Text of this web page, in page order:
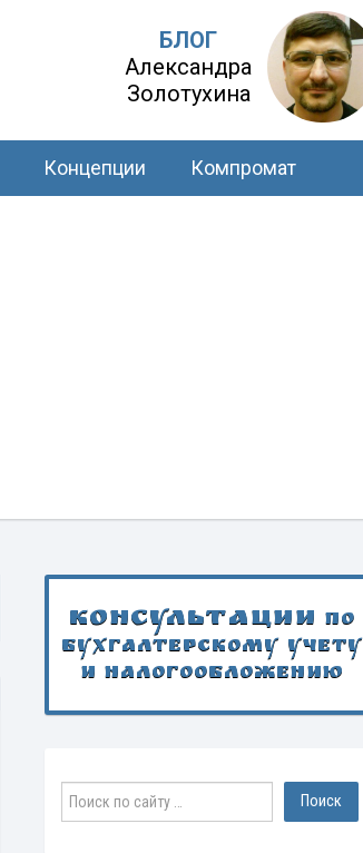
БЛОГ
Александра
Золотухина
Концепции Компромат
Консультации по
бухгалтерскому учету
и налогообложению